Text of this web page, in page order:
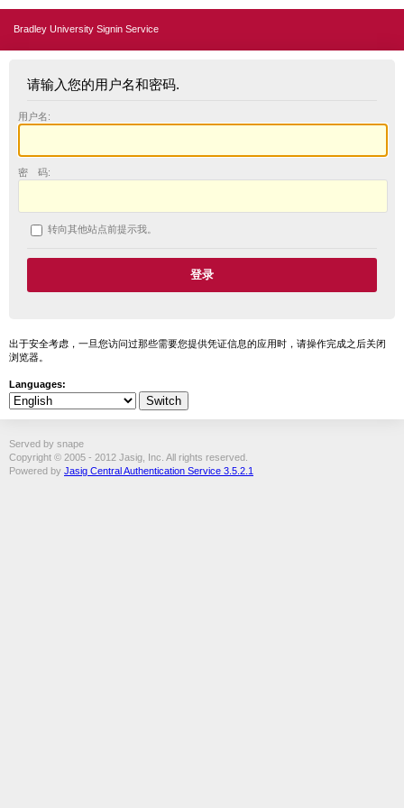
Bradley University Signin Service
请输入您的用户名和密码.
用户名:
密 码:
转向其他站点前提示我。
出于安全考虑，一旦您访问过那些需要您提供凭证信息的应用时，请操作完成之后关闭
浏览器。
Languages:
Served by snape
Copyright © 2005 - 2012 Jasig, Inc. All rights reserved.
Powered by Jasig Central Authentication Service 3.5.2.1